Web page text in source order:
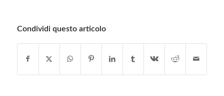
Condividi questo articolo